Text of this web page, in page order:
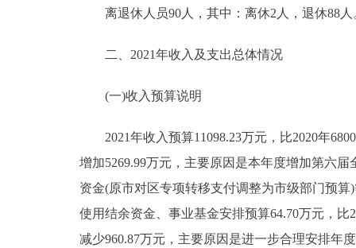
离退休人员90人，其中：离休2人，退休88人
二、2021年收入及支出总体情况
(一)收入预算说明
2021年收入预算11098.23万元，比2020年
增加5269.99万元，主要原因是本年度增加第六
资金(原市对区专项转移支付调整为市级部门预
使用结余资金、事业基金安排预算64.70万元，比
减少960.87万元，主要原因是进一步合理安排年